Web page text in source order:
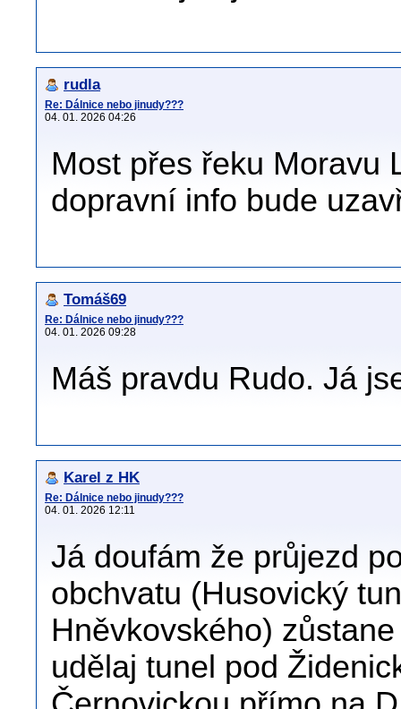
rudla
Re: Dálnice nebo jinudy???
04. 01. 2026 04:26
Most přes řeku Moravu
dopravní info bude
Tomáš69
Re: Dálnice nebo jinudy???
04. 01. 2026 09:28
Máš pravdu Rudo. Já
Karel z HK
Re: Dálnice nebo jinudy???
04. 01. 2026 12:11
Já doufám že průjezd
obchvatu (Husovický
Hněvkovského)
udělaj tunel pod